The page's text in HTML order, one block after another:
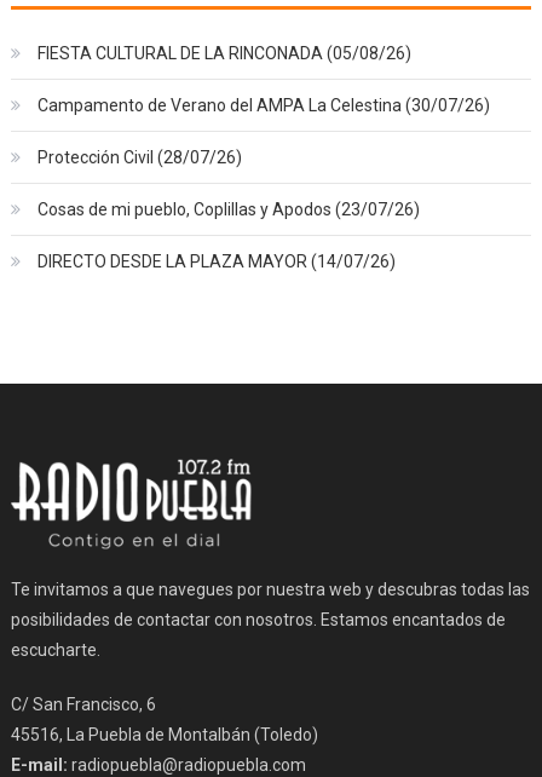
FIESTA CULTURAL DE LA RINCONADA (05/08/26)
Campamento de Verano del AMPA La Celestina (30/07/26)
Protección Civil (28/07/26)
Cosas de mi pueblo, Coplillas y Apodos (23/07/26)
DIRECTO DESDE LA PLAZA MAYOR (14/07/26)
Te invitamos a que navegues por nuestra web y descubras todas las
posibilidades de contactar con nosotros. Estamos encantados de
escucharte.
C/ San Francisco, 6
45516, La Puebla de Montalbán (Toledo)
E-mail: radiopuebla@radiopuebla.com